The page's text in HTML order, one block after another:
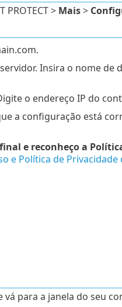
> Mais>
Insira o nome de
o endereço IP do
a configuração está
e reconheço a
e Política de Privacidade
para a janela do seu